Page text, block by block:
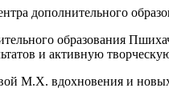
дополнительного
образования
и активную
М.Х. вдохновения и